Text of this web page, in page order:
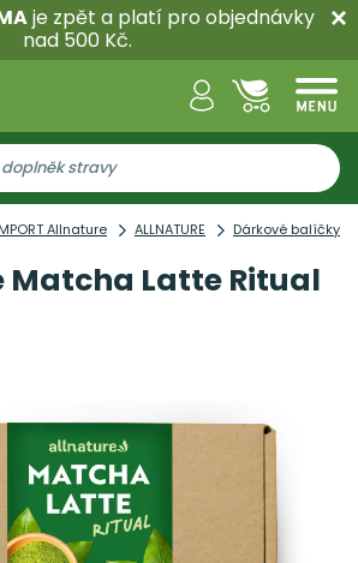
je zpět a platí pro objednávky
nad 500 Kč.
Allnature ALLNATURE Dárkové balíčky
Latte Ritual